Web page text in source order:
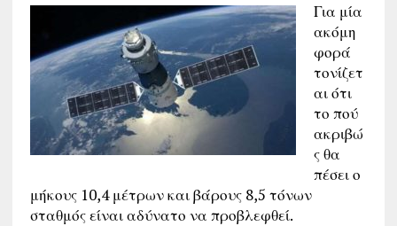
Για μία
ακόμη
φορά
τονίζετ
αι ότι
το πού
ακριβώ
ς θα
πέσει ο
μήκους 10,4 μέτρων και βάρους 8,5 τόνων
σταθμός είναι αδύνατο να προβλεφθεί.